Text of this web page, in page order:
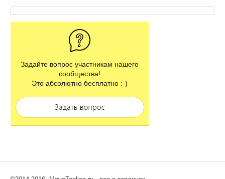
Задайте вопрос участникам нашего
сообщества!
Это абсолютно бесплатно :-)